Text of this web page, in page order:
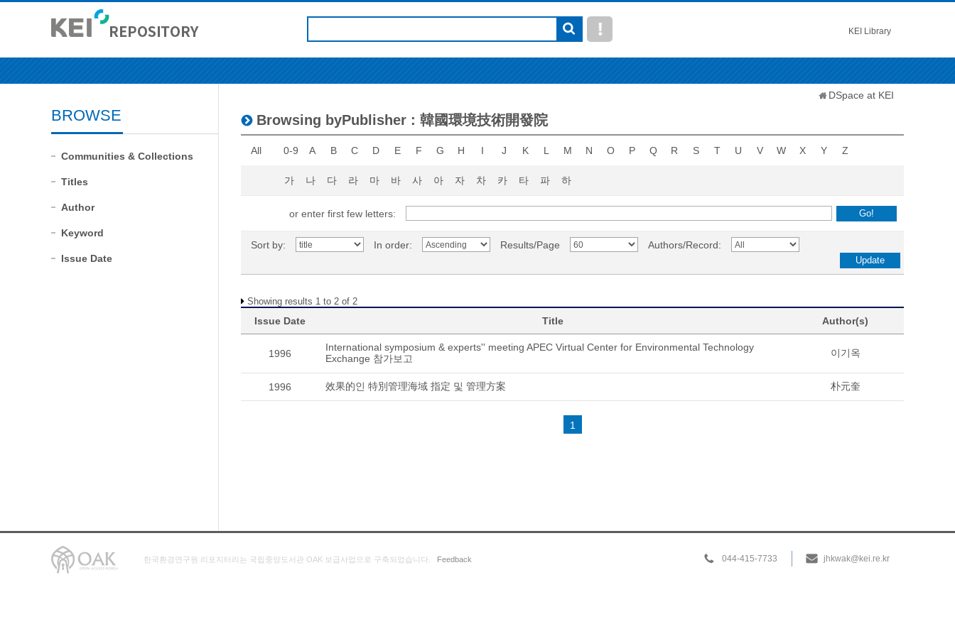
KEI Library
BROWSE
Communities & Collections
Titles
Author
Keyword
Issue Date
DSpace at KEI
Browsing byPublisher : 韓國環境技術開發院
All 0-9 A B C D E F G H I J K L M N O P Q R S T U V W X Y Z
가 나 다 라 마 바 사 아 자 차 카 타 파 하
or enter first few letters:
Sort by: In order: Results/Page Authors/Record:
Showing results 1 to 2 of 2
Issue Date Title Author(s)
1996
International symposium & experts'' meeting APEC Virtual Center for Environmental Technology
Exchange 참가보고
이기옥
1996 效果的인 特別管理海域 指定 및 管理方案 朴元奎
1
044-415-7733 jhkwak@kei.re.kr
한국환경연구원 리포지터리는 국립중앙도서관 OAK 보급사업으로 구축되었습니다. Feedback